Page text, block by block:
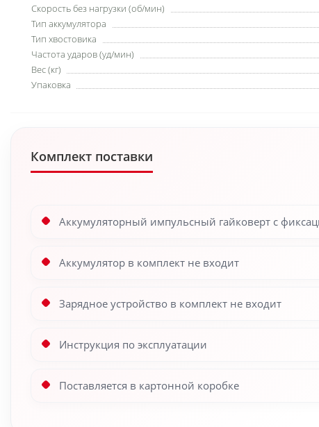
Скорость без нагрузки (об/мин)
Тип аккумулятора
Тип хвостовика
Частота ударов (уд/мин)
Вес (кг)
Упаковка
Комплект поставки
Аккумуляторный импульсный гайковерт с
Аккумулятор в комплект не входит
Зарядное устройство в комплект не входит
Инструкция по эксплуатации
Поставляется в картонной коробке